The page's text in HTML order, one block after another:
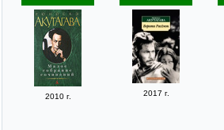
2010 г. 2017 г.